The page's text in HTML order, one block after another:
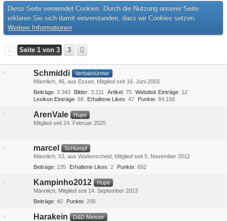
Diese Seite verwendet Cookies. Durch die Nutzung unserer Seite
erklären Sie sich damit einverstanden, dass wir Cookies setzen.
Weitere Informationen
Seite 1 von 3 3
Schmiddi
Verbalstürmer
Männlich 46 aus Essen Mitglied seit 16. Juni 2003
Beiträge 3.343 Bilder 3.211 Artikel 75 Webdisk Einträge 12
Lexikon Einträge 68 Erhaltene Likes 47 Punkte 84.158
ArenVale
Hupe
Mitglied seit 24. Februar 2025
marcel
Schlumpf
Männlich 53 aus Wattenscheid Mitglied seit 5. November 2012
Beiträge 135 Erhaltene Likes 2 Punkte 692
Kampinho2012
Hupe
Männlich Mitglied seit 14. September 2013
Beiträge 40 Punkte 205
Harakein
D&D Meister